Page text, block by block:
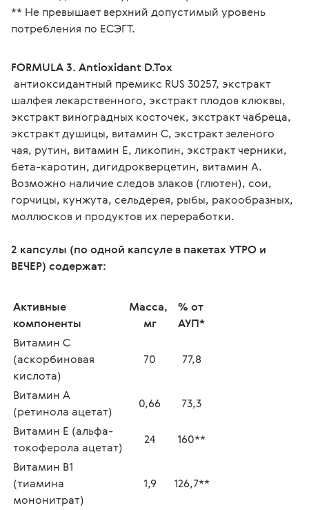
** Не превышает верхний допустимый уровень
потребления по ЕСЭГТ.
FORMULA 3. Antioxidant D.Tox
шалфея лекарственного, экстракт плодов клюквы,
экстракт виноградных косточек, экстракт чабреца,
экстракт душицы, витамин С, экстракт зеленого
чая, рутин, витамин Е, ликопин, экстракт черники,
бета-каротин, дигидрокверцетин, витамин А.
Возможно наличие следов злаков (глютен), сои,
горчицы, кунжута, сельдерея, рыбы, ракообразных,
моллюсков и продуктов их переработки.
2 капсулы (по одной капсуле в пакетах УТРО и
ВЕЧЕР) содержат:
Активные
компоненты
Масса,
мг
% от
АУП*
Витамин С
(аскорбиновая
кислота)
70 77,8
Витамин А
(ретинола ацетат)
0,66
73,3
Витамин Е (альфа-
токоферола ацетат)
24
160**
Витамин В1
(тиамина
мононитрат)
1,9 126,7**